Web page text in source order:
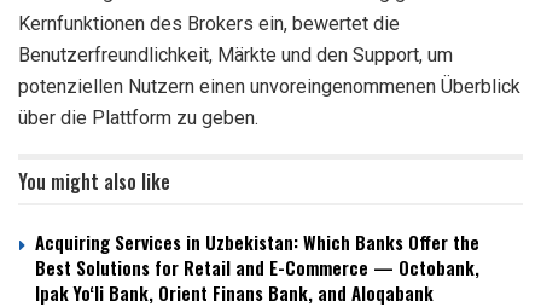
Kernfunktionen des Brokers ein, bewertet die
Benutzerfreundlichkeit, Märkte und den Support, um
potenziellen Nutzern einen unvoreingenommenen Überblick
über die Plattform zu geben.
You might also like
Acquiring Services in Uzbekistan: Which Banks Offer the
Best Solutions for Retail and E-Commerce — Octobank,
Ipak Yo‘li Bank, Orient Finans Bank, and Aloqabank